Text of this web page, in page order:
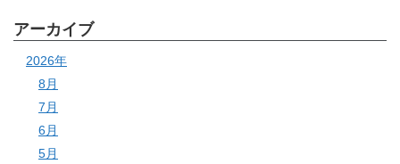
アーカイブ
2026年
8月
7月
6月
5月